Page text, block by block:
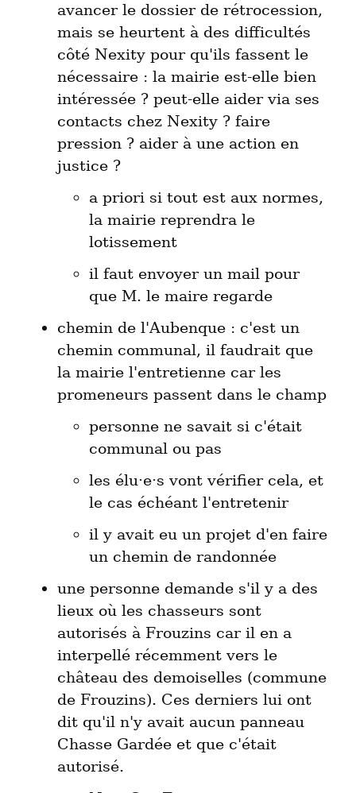
avancer le dossier de rétrocession,
mais se heurtent à des difficultés
côté Nexity pour qu'ils fassent le
nécessaire : la mairie est-elle bien
intéressée ? peut-elle aider via ses
contacts chez Nexity ? faire
pression ? aider à une action en
a priori si tout est aux normes,
la mairie reprendra le
lotissement
il faut envoyer un mail pour
que M. le maire regarde
chemin de l'Aubenque : c'est un
chemin communal, il faudrait que
la mairie l'entretienne car les
personne ne savait si c'était
communal ou pas
les élu·e·s vont vérifier cela, et
le cas échéant l'entretenir
il y avait eu un projet d'en faire
un chemin de randonnée
une personne demande s'il y a des
lieux où les chasseurs sont
autorisés à Frouzins car il en a
interpellé récemment vers le
château des demoiselles (commune
de Frouzins). Ces derniers lui ont
dit qu'il n'y avait aucun panneau
Chasse Gardée et que c'était